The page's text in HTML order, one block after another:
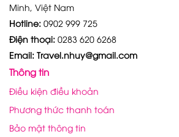
Minh, Việt Nam
Hotline: 0902 999 725
Điện thoại: 0283 620 6268
Email: Travel.nhuy@gmail.com
Thông tin
Điều kiện điều khoản
Phương thức thanh toán
Bảo mật thông tin